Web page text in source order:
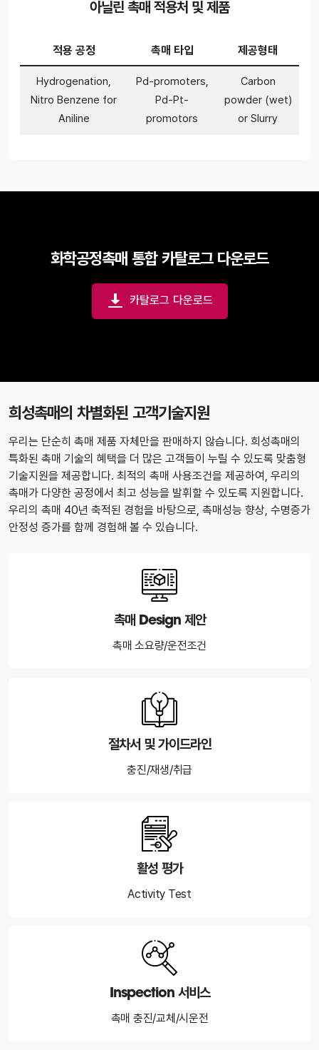
아닐린 촉매 적용처 및 제품
적용 공정 촉매 타입 제공형태
Hydrogenation,
Nitro Benzene for
Aniline
Pd-promoters,
Pd-Pt-
promotors
Carbon
powder (wet)
or Slurry
화학공정촉매 통합 카탈로그 다운로드
카탈로그 다운로드
희성촉매의 차별화된 고객기술지원
우리는 단순히 촉매 제품 자체만을 판매하지 않습니다. 희성촉매의
특화된 촉매 기술의 혜택을 더 많은 고객들이 누릴 수 있도록 맞춤형
기술지원을 제공합니다. 최적의 촉매 사용조건을 제공하여, 우리의
촉매가 다양한 공정에서 최고 성능을 발휘할 수 있도록 지원합니다.
우리의 촉매 40년 축적된 경험을 바탕으로, 촉매성능 향상, 수명증가
안정성 증가를 함께 경험해 볼 수 있습니다.
촉매 Design 제안
촉매 소요량/운전조건
절차서 및 가이드라인
충진/재생/취급
활성 평가
Activity Test
Inspection 서비스
촉매 충진/교체/시운전